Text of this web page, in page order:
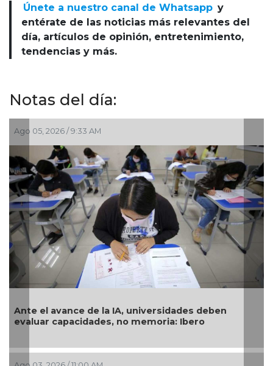
Únete a nuestro canal de Whatsapp y
entérate de las noticias más relevantes del
día, artículos de opinión, entretenimiento,
tendencias y más.
Notas del día:
deben
Ibero
Examen de ingreso a la UNAM,
género